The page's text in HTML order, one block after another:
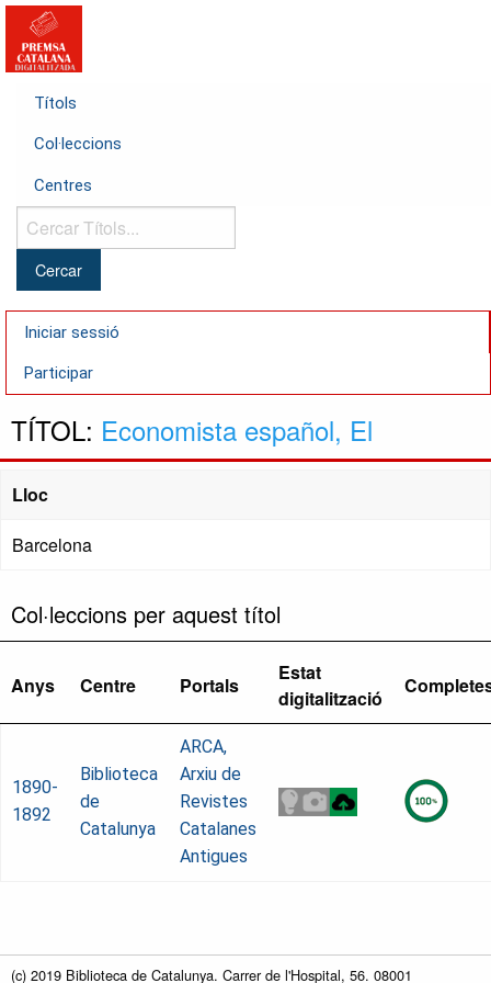
Títols
Col·leccions
Centres
Cercar
Títols...
Iniciar sessió
Participar
TÍTOL: Economista español, El
Lloc
Barcelona
Col·leccions per aquest títol
Anys Centre Portals
Estat
digitalització
1890-
1892
Biblioteca
de
Catalunya
ARCA,
Arxiu de
Revistes
Catalanes
Antigues
(c) 2019 Biblioteca de Catalunya. Carrer de l'Hospital, 56. 08001